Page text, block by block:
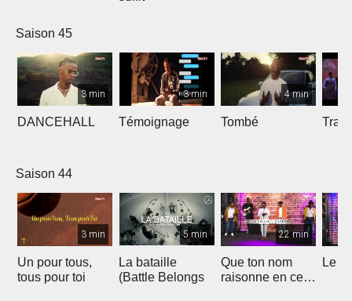
Saison 45
3 min
DANCEHALL
3 min
Témoignage
4 min
Tombé
Saison 44
3 min
Un pour tous,
tous pour toi
5 min
La bataille
(Battle Belongs
22 min
Que ton nom
raisonne en ce
Le